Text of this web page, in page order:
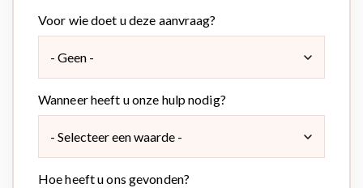
Voor wie doet u deze aanvraag?
Wanneer heeft u onze hulp nodig?
Hoe heeft u ons gevonden?